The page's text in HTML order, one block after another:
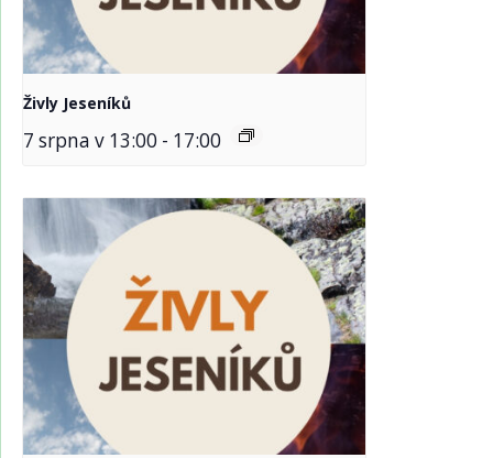
Živly Jeseníků
7 srpna v 13:00 - 17:00